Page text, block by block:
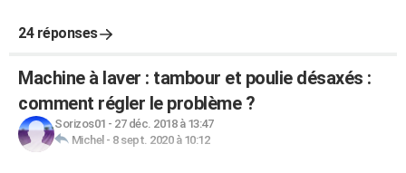
24 réponses
Machine à laver : tambour et poulie désaxés :
comment régler le problème ?
Sorizos01 - 27 déc. 2018 à 13:47
Michel - 8 sept. 2020 à 10:12